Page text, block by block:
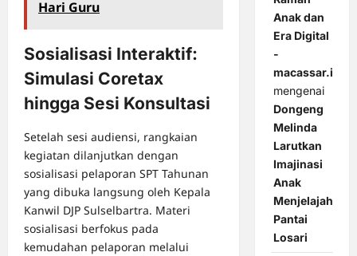
Hari Guru
Sosialisasi Interaktif:
Simulasi Coretax
hingga Sesi Konsultasi
Setelah sesi audiensi, rangkaian
kegiatan dilanjutkan dengan
sosialisasi pelaporan SPT Tahunan
yang dibuka langsung oleh Kepala
Kanwil DJP Sulselbartra. Materi
sosialisasi berfokus pada
kemudahan pelaporan melalui
Anak dan
Era Digital
-
macassar.id
mengenai
Dongeng
Melinda
Larutkan
Imajinasi
Anak
Menjelajah
Pantai
Losari